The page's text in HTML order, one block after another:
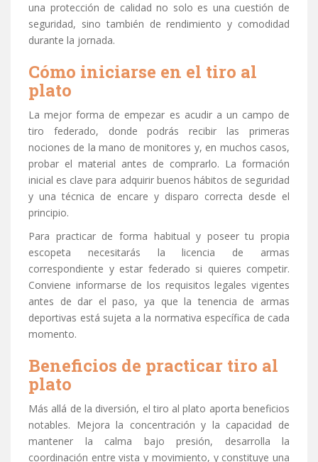
una protección de calidad no solo es una cuestión de
seguridad, sino también de rendimiento y comodidad
durante la jornada.
Cómo iniciarse en el tiro al
plato
La mejor forma de empezar es acudir a un campo de
tiro federado, donde podrás recibir las primeras
nociones de la mano de monitores y, en muchos casos,
probar el material antes de comprarlo. La formación
inicial es clave para adquirir buenos hábitos de seguridad
y una técnica de encare y disparo correcta desde el
principio.
Para practicar de forma habitual y poseer tu propia
escopeta necesitarás la licencia de armas
correspondiente y estar federado si quieres competir.
Conviene informarse de los requisitos legales vigentes
antes de dar el paso, ya que la tenencia de armas
deportivas está sujeta a la normativa específica de cada
momento.
Beneficios de practicar tiro al
plato
Más allá de la diversión, el tiro al plato aporta beneficios
notables. Mejora la concentración y la capacidad de
mantener la calma bajo presión, desarrolla la
coordinación entre vista y movimiento, y constituye una